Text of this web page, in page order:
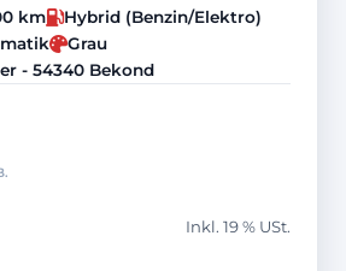
km
Hybrid (Benzin/Elektro)
Grau
- 54340 Bekond
Inkl. 19 % USt.